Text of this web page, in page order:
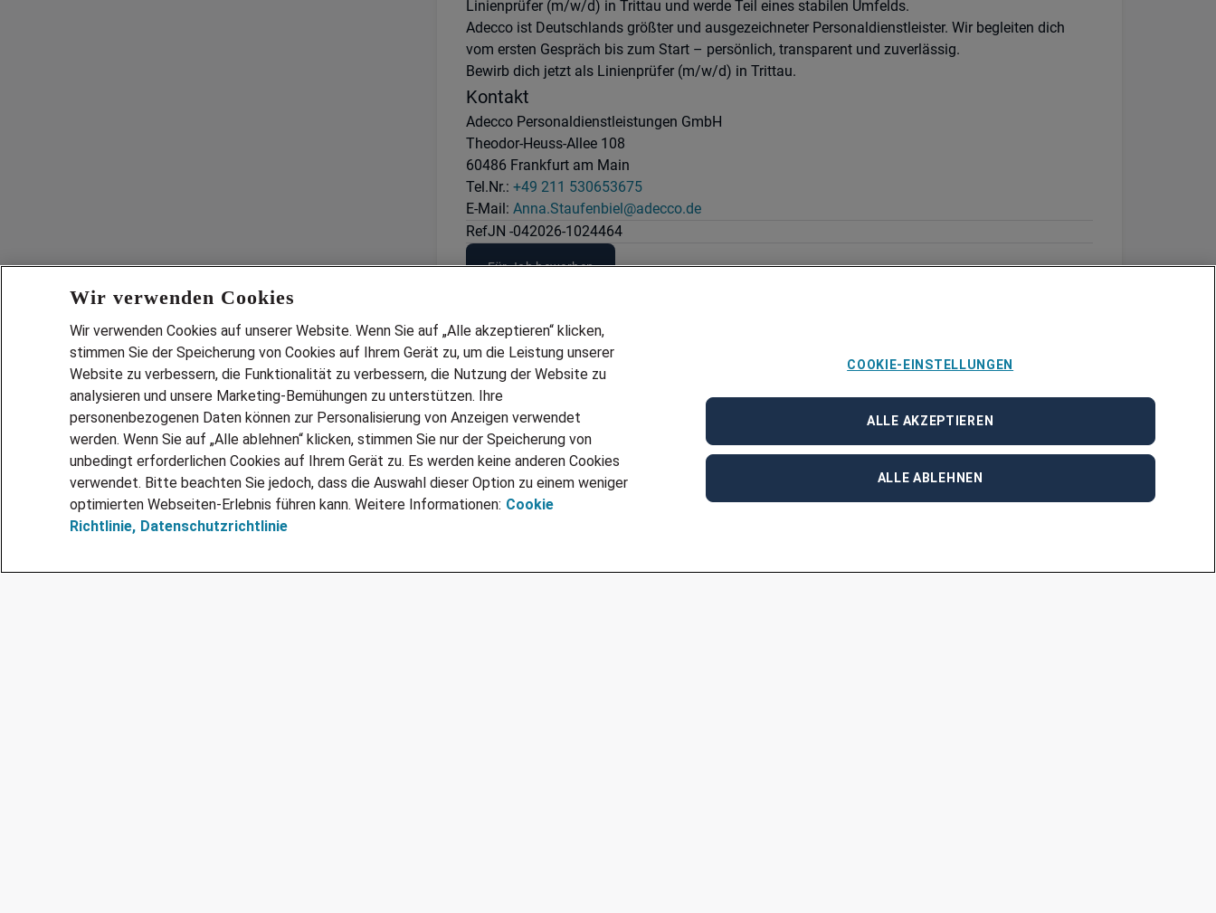
Linienprüfer (m/w/d) in Trittau und werde Teil eines stabilen Umfelds.
Adecco ist Deutschlands größter und ausgezeichneter Personaldienstleister. Wir begleiten dich
vom ersten Gespräch bis zum Start – persönlich, transparent und zuverlässig.
Bewirb dich jetzt als Linienprüfer (m/w/d) in Trittau.
Kontakt
Adecco Personaldienstleistungen GmbH
Theodor-Heuss-Allee 108
60486 Frankfurt am Main
Tel.Nr.: +49 211 530653675
E-Mail: Anna.Staufenbiel@adecco.de
RefJN -042026-1024464
Für Job bewerben
Wir verwenden Cookies
Wir verwenden Cookies auf unserer Website. Wenn Sie auf „Alle akzeptieren“ klicken,
stimmen Sie der Speicherung von Cookies auf Ihrem Gerät zu, um die Leistung unserer
Website zu verbessern, die Funktionalität zu verbessern, die Nutzung der Website zu
analysieren und unsere Marketing-Bemühungen zu unterstützen. Ihre
personenbezogenen Daten können zur Personalisierung von Anzeigen verwendet
werden. Wenn Sie auf „Alle ablehnen“ klicken, stimmen Sie nur der Speicherung von
unbedingt erforderlichen Cookies auf Ihrem Gerät zu. Es werden keine anderen Cookies
verwendet. Bitte beachten Sie jedoch, dass die Auswahl dieser Option zu einem weniger
optimierten Webseiten-Erlebnis führen kann. Weitere Informationen: Cookie
Richtlinie, Datenschutzrichtlinie
COOKIE-EINSTELLUNGEN
ALLE ABLEHNEN
ALLE AKZEPTIEREN